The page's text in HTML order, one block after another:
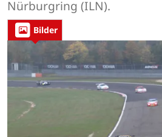
Nürburgring (ILN).
Bilder